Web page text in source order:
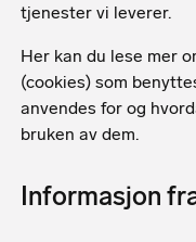
tjenester vi leverer.
Her kan du lese mer
(cookies) som
anvendes for og
bruken av dem.
Informasjon